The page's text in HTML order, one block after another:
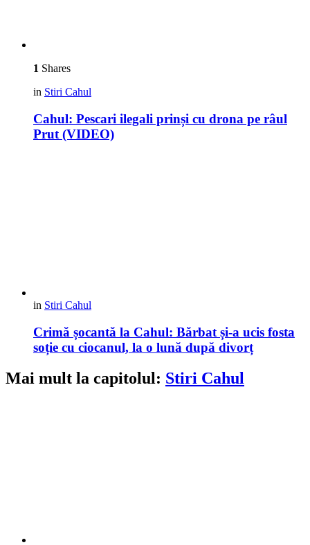
1 Shares
in Stiri Cahul
Cahul: Pescari ilegali prinși cu drona pe râul
Prut (VIDEO)
in Stiri Cahul
Crimă șocantă la Cahul: Bărbat și-a ucis fosta
soție cu ciocanul, la o lună după divorț
Mai mult la capitolul: Stiri Cahul